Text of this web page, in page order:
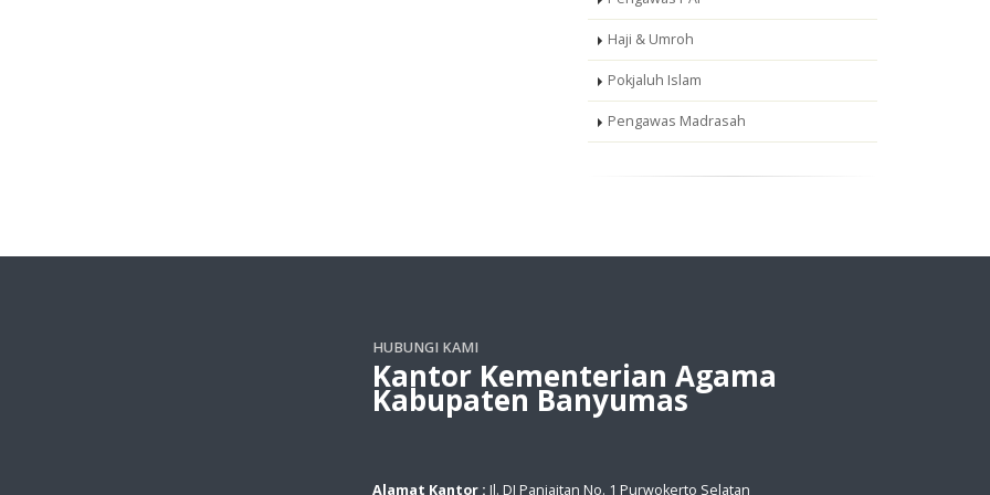
Haji & Umroh
Pokjaluh Islam
Pengawas Madrasah
HUBUNGI KAMI
Kantor Kementerian Agama
Kabupaten Banyumas
Alamat Kantor : Jl. DI Panjaitan No. 1 Purwokerto Selatan